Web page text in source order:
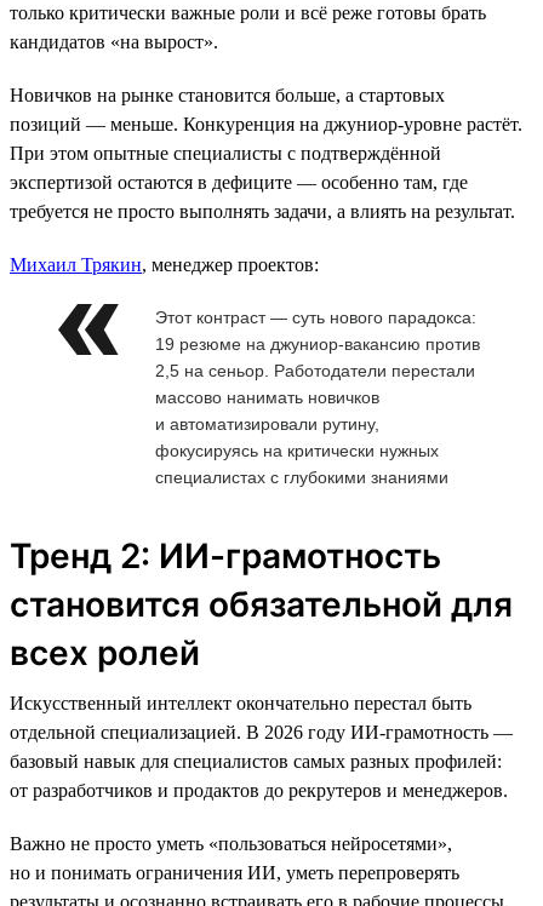
только критически важные роли и всё реже готовы брать
кандидатов «на вырост».
Новичков на рынке становится больше, а стартовых
позиций — меньше. Конкуренция на джуниор-уровне растёт.
При этом опытные специалисты с подтверждённой
экспертизой остаются в дефиците — особенно там, где
требуется не просто выполнять задачи, а влиять на результат.
Михаил Трякин, менеджер проектов:
Этот контраст — суть нового парадокса:
19 резюме на джуниор-вакансию против
2,5 на сеньор. Работодатели перестали
массово нанимать новичков
и автоматизировали рутину,
фокусируясь на критически нужных
специалистах с глубокими знаниями
Тренд 2: ИИ-грамотность
становится обязательной для
всех ролей
Искусственный интеллект окончательно перестал быть
отдельной специализацией. В 2026 году ИИ-грамотность —
базовый навык для специалистов самых разных профилей:
от разработчиков и продактов до рекрутеров и менеджеров.
Важно не просто уметь «пользоваться нейросетями»,
но и понимать ограничения ИИ, уметь перепроверять
результаты и осознанно встраивать его в рабочие процессы.